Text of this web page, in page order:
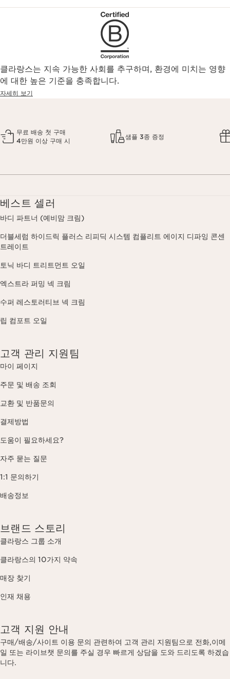
클라랑스는 지속 가능한 사회를 추구하며, 환경에 미치는 영향
에 대한 높은 기준을 충족합니다.
자세히 보기
무료 배송 첫 구매
4만원 이상 구매 시
샘플 3종 증정
베스트 셀러
바디 파트너 (예비맘 크림)
더블세럼 하이드릭 플러스 리피딕 시스템 컴플리트 에이지 디파잉 콘센
트레이트
토닉 바디 트리트먼트 오일
엑스트라 퍼밍 넥 크림
수퍼 레스토러티브 넥 크림
립 컴포트 오일
고객 관리 지원팀
마이 페이지
주문 및 배송 조회
교환 및 반품문의
결제방법
도움이 필요하세요?
자주 묻는 질문
1:1 문의하기
배송정보
브랜드 스토리
클라랑스 그룹 소개
클라랑스의 10가지 약속
매장 찾기
인재 채용
고객 지원 안내
구매/배송/사이트 이용 문의 관련하여 고객 관리 지원팀으로 전화,이메
일 또는 라이브챗 문의를 주실 경우 빠르게 상담을 도와 드리도록 하겠습
니다.